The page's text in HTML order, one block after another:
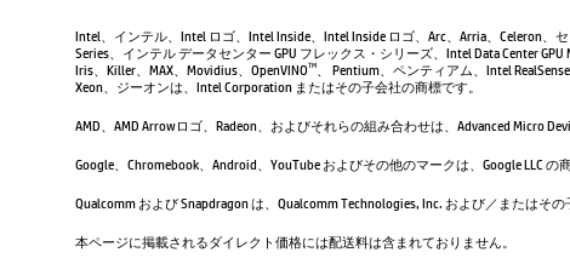
Intel、インテル、Intel ロゴ、Intel Inside、Intel Inside ロゴ、Arc、Arria、Celeron、
Series、インテル データセンター GPU フレックス・シリーズ、Intel Data Center
Iris、Killer、MAX、Movidius、OpenVINOTM
、 Pentium、ペンティアム、Intel
Xeon、ジーオンは、Intel Corporation またはその子会社の商標です。
AMD、AMD Arrowロゴ、Radeon、およびそれらの組み合わせは、Advanced Micro
Google、Chromebook、Android、YouTube およびその他のマークは、Google LLC
Qualcomm および Snapdragon は、Qualcomm Technologies, Inc. および／またはそ
本ページに掲載されるダイレクト価格には配送料は含まれておりません。